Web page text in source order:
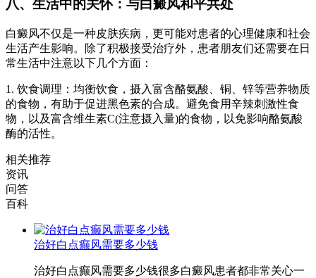
八、生活中的关怀：与白癜风和平共处
白癜风不仅是一种皮肤疾病，更可能对患者的心理健康和社会
生活产生影响。除了积极接受治疗外，患者朋友们还需要在日
常生活中注意以下几个方面：
1. 饮食调理：均衡饮食，摄入富含酪氨酸、铜、锌等营养物质
的食物，有助于促进黑色素的合成。避免食用辛辣刺激性食
物，以及富含维生素C(注意摄入量)的食物，以免影响酪氨酸
酶的活性。
相关推荐
资讯
问答
百科
治好白点癫风需要多少钱
治好白点癫风需要多少钱很多白癜风患者都非常关心一